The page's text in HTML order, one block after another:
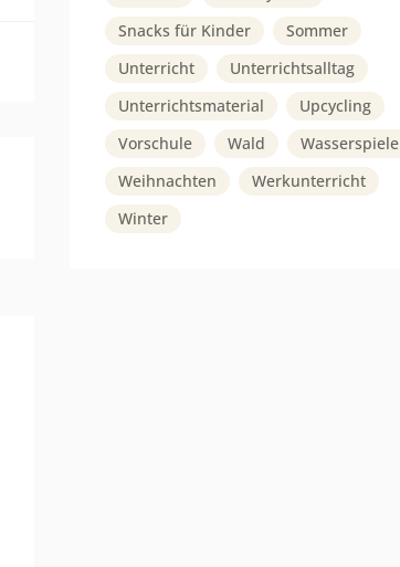
Snacks für Kinder
Sommer
Unterricht
Unterrichtsalltag
Unterrichtsmaterial
Upcycling
Vorschule
Wald
Wasserspiele
Weihnachten
Werkunterricht
Winter